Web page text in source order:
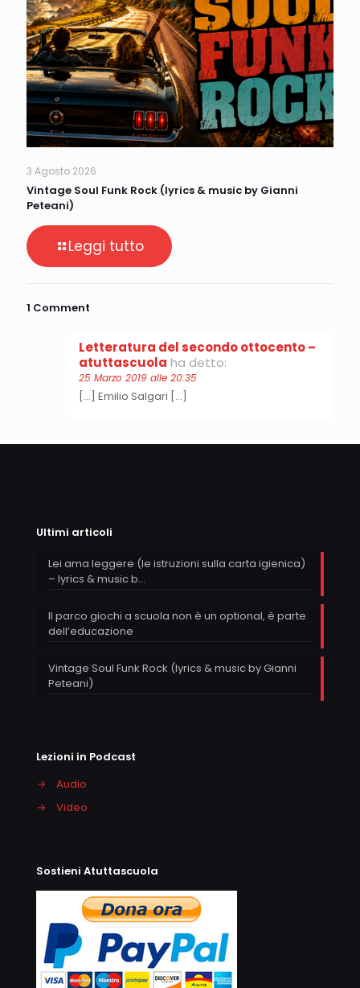
3 Agosto 2026
Vintage Soul Funk Rock (lyrics & music by Gianni
Peteani)
Leggi tutto
1 Comment
Letteratura del secondo ottocento –
atuttascuola ha detto:
25 Marzo 2019 alle 20:35
[…] Emilio Salgari […]
Ultimi articoli
Lei ama leggere (le istruzioni sulla carta igienica)
– lyrics & music b…
Il parco giochi a scuola non è un optional, è parte
dell’educazione
Vintage Soul Funk Rock (lyrics & music by Gianni
Peteani)
Lezioni in Podcast
→
Audio
→
Video
Sostieni Atuttascuola